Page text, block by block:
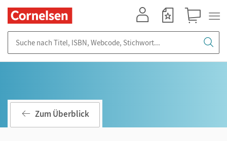
Zum Überblick